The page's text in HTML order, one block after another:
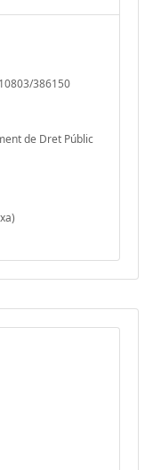
386150
de Dret Públic